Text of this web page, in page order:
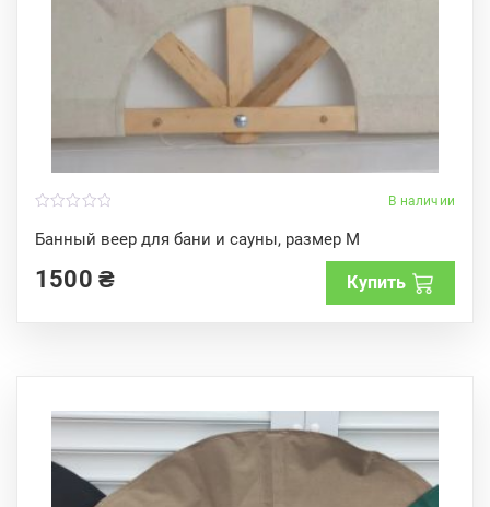
В наличии
Банный веер для бани и сауны, размер M
o
u
o
1500 ₴ Купить